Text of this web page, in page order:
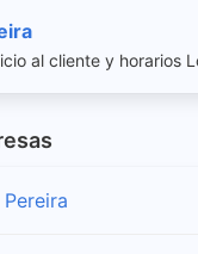
al cliente y horarios